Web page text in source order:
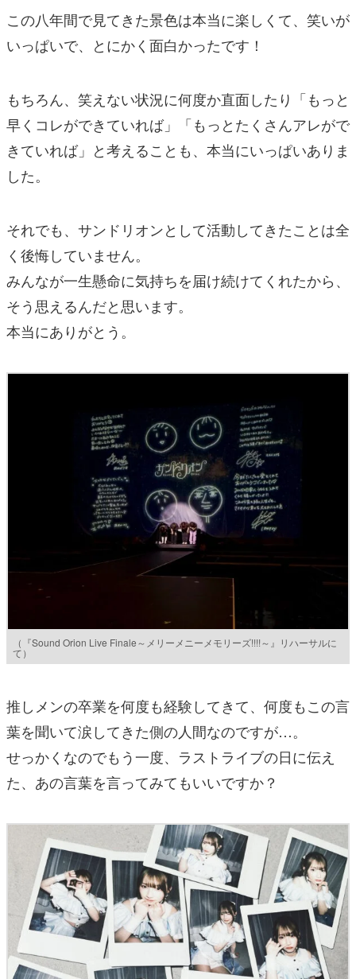
この八年間で見てきた景色は本当に楽しくて、笑いが
いっぱいで、とにかく面白かったです！
もちろん、笑えない状況に何度か直面したり「もっと
早くコレができていれば」「もっとたくさんアレがで
きていれば」と考えることも、本当にいっぱいありま
した。
それでも、サンドリオンとして活動してきたことは全
く後悔していません。
みんなが一生懸命に気持ちを届け続けてくれたから、
そう思えるんだと思います。
本当にありがとう。
（『Sound Orion Live Finale～メリーメニーメモリーズ!!!!～』リハーサルに
て）
推しメンの卒業を何度も経験してきて、何度もこの言
葉を聞いて涙してきた側の人間なのですが…。
せっかくなのでもう一度、ラストライブの日に伝え
た、あの言葉を言ってみてもいいですか？